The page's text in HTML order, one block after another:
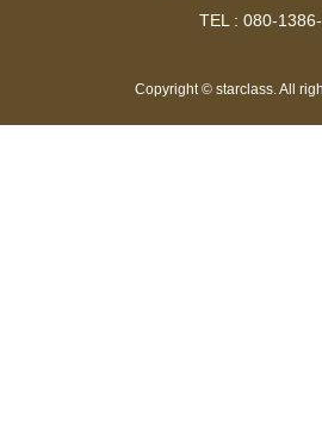
TEL : 080-
Copyright © starclass. All